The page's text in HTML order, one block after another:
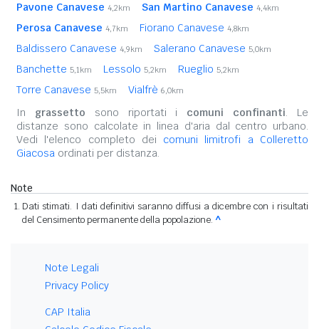
Pavone Canavese 4,2km San Martino Canavese 4,4km
Perosa Canavese 4,7km Fiorano Canavese 4,8km
Baldissero Canavese 4,9km Salerano Canavese 5,0km
Banchette 5,1km Lessolo 5,2km Rueglio 5,2km
Torre Canavese 5,5km Vialfrè 6,0km
In grassetto sono riportati i comuni confinanti. Le
distanze sono calcolate in linea d'aria dal centro urbano.
Vedi l'elenco completo dei comuni limitrofi a Colleretto
Giacosa ordinati per distanza.
Note
Dati stimati. I dati definitivi saranno diffusi a dicembre con i risultati
del Censimento permanente della popolazione. ^
Note Legali
Privacy Policy
CAP Italia